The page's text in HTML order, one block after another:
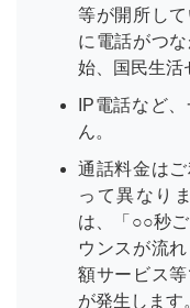
等が開所し
に電話がつ
始、国民生活
IP電話など
ん。
通話料金は
って異なり
は、「○○秒
ウンスが流
額サービス
が発生します